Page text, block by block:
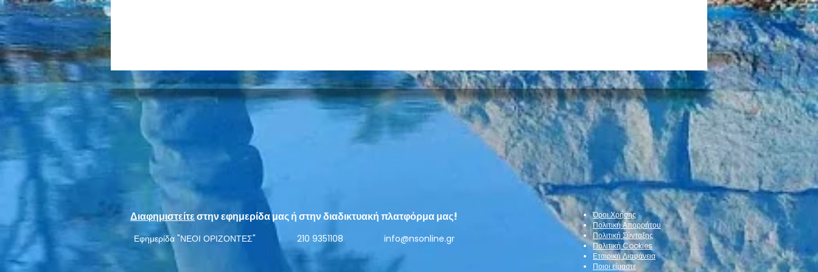
Η Εργατική Λέσχη Νέας
Σμύρνης προβάλλει την
ταινία «Οι δύο αλήτες»
στην ταράτσα της
βραβευμένης ταινίας «Ο
Αγνοούμενος»
Η Δημοτική Βιβλιοθήκη
Νέας Σμύρνης κλείνει για
τις θερινές διακοπές από 10
έως 24 Αυγούστου
Διαφημιστείτεστην εφημερίδα μας ή στην διαδικτυακή πλατφόρμα μας!
Εφημερίδα "ΝΕΟΙ ΟΡΙΖΟΝΤΕΣ" 210 9351108 info@nsonline.gr
Όροι Χρήσης
Πολιτική Απορρήτου
Πολιτική Σύνταξης
Πολιτική Cookies
Εταιρική Διαφάνεια
Ποιοι είμαστε